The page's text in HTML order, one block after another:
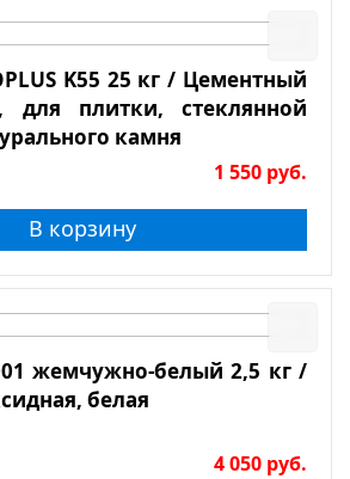
K55 25 кг / Цементный
для плитки, стеклянной
камня
1 550 руб.
В корзину
жемчужно-белый 2,5 кг /
белая
4 050 руб.